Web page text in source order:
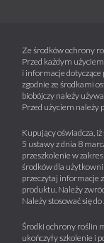
Ze środków ochrony
Przed każdym
i informacje dotyczące
zgodnie ze środkami
biobójczy należy
Przed użyciem należy
Kupujący oświadcza,
5 ustawy z dnia 8
przeszkolenie w
środków dla
przeczytaj informacje
produktu. Należy
Należy stosować się
Środki ochrony roślin
ukończyły szkolenie i